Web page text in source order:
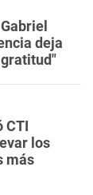
deja
CTI
los
más